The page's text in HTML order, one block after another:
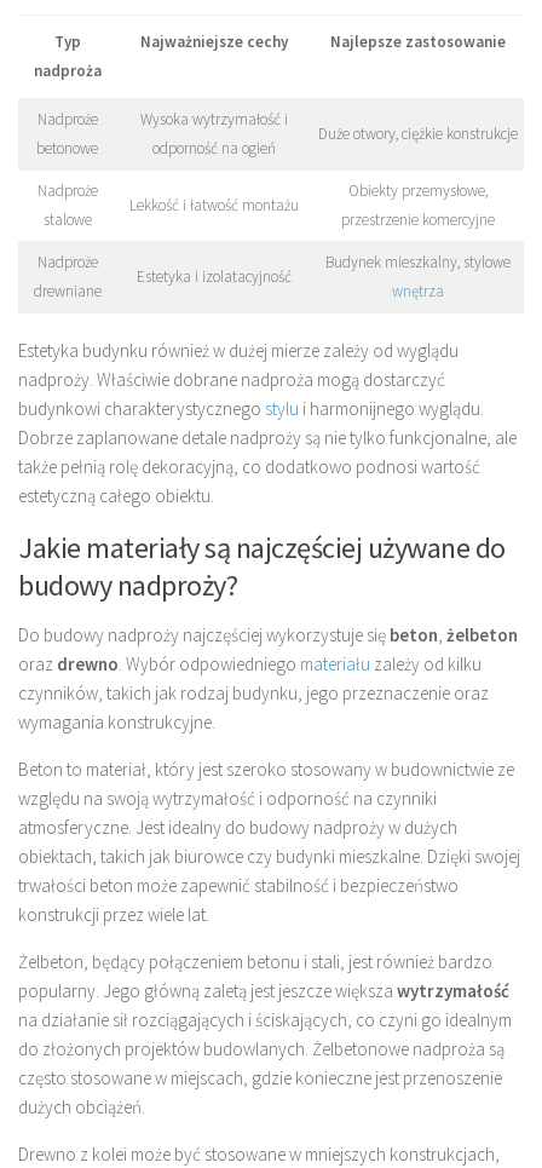
Typ
nadproża
Najważniejsze cechy Najlepsze zastosowanie
Nadproże
betonowe
Wysoka wytrzymałość i
odporność na ogień
Duże otwory, ciężkie konstrukcje
Nadproże
stalowe
Lekkość i łatwość montażu
Obiekty przemysłowe,
przestrzenie komercyjne
Nadproże
drewniane
Estetyka i izolatacyjność
Budynek mieszkalny, stylowe
wnętrza
Estetyka budynku również w dużej mierze zależy od wyglądu
nadproży. Właściwie dobrane nadproża mogą dostarczyć
budynkowi charakterystycznego stylu i harmonijnego wyglądu.
Dobrze zaplanowane detale nadproży są nie tylko funkcjonalne, ale
także pełnią rolę dekoracyjną, co dodatkowo podnosi wartość
estetyczną całego obiektu.
Jakie materiały są najczęściej używane do
budowy nadproży?
Do budowy nadproży najczęściej wykorzystuje się beton, żelbeton
oraz drewno. Wybór odpowiedniego materiału zależy od kilku
czynników, takich jak rodzaj budynku, jego przeznaczenie oraz
wymagania konstrukcyjne.
Beton to materiał, który jest szeroko stosowany w budownictwie ze
względu na swoją wytrzymałość i odporność na czynniki
atmosferyczne. Jest idealny do budowy nadproży w dużych
obiektach, takich jak biurowce czy budynki mieszkalne. Dzięki swojej
trwałości beton może zapewnić stabilność i bezpieczeństwo
konstrukcji przez wiele lat.
Żelbeton, będący połączeniem betonu i stali, jest również bardzo
popularny. Jego główną zaletą jest jeszcze większa wytrzymałość
na działanie sił rozciągających i ściskających, co czyni go idealnym
do złożonych projektów budowlanych. Żelbetonowe nadproża są
często stosowane w miejscach, gdzie konieczne jest przenoszenie
dużych obciążeń.
Drewno z kolei może być stosowane w mniejszych konstrukcjach,